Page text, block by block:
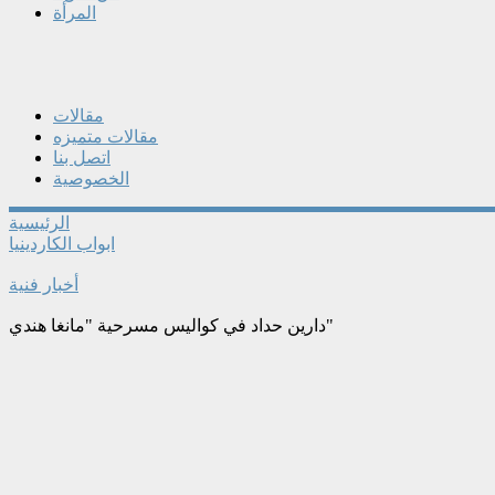
المرأة
مقالات
مقالات متميزه
اتصل بنا
الخصوصية
الرئيسية
ابواب الكاردينيا
أخبار فنية
دارين حداد في كواليس مسرحية "مانغا هندي"